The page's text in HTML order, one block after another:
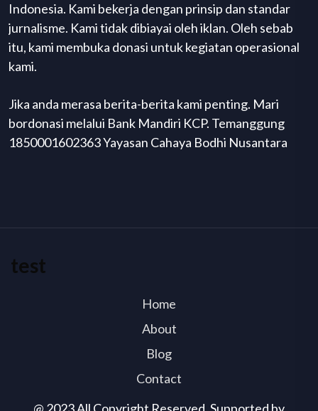
Indonesia. Kami bekerja dengan prinsip dan standar
jurnalisme. Kami tidak dibiayai oleh iklan. Oleh sebab
itu, kami membuka donasi untuk kegiatan operasional
kami.
Jika anda merasa berita-berita kami penting. Mari
bordonasi melalui Bank Mandiri KCP. Temanggung
1850001602363 Yayasan Cahaya Bodhi Nusantara
test
Home
About
Blog
Contact